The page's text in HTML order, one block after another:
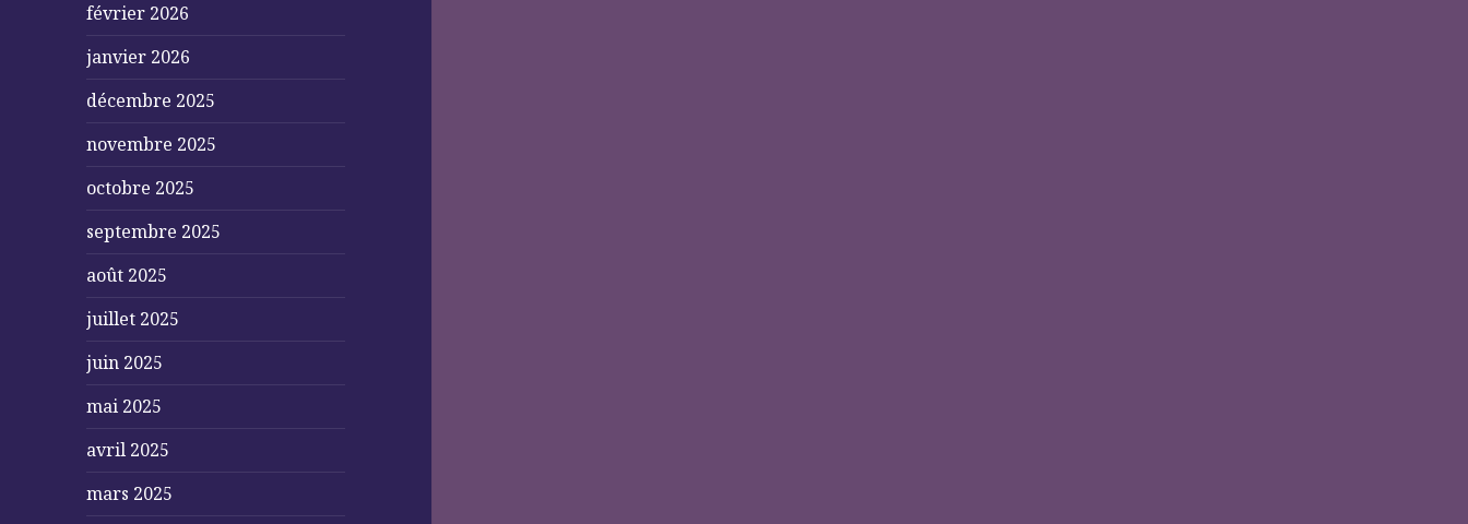
février 2026
janvier 2026
décembre 2025
novembre 2025
octobre 2025
septembre 2025
août 2025
juillet 2025
juin 2025
mai 2025
avril 2025
mars 2025